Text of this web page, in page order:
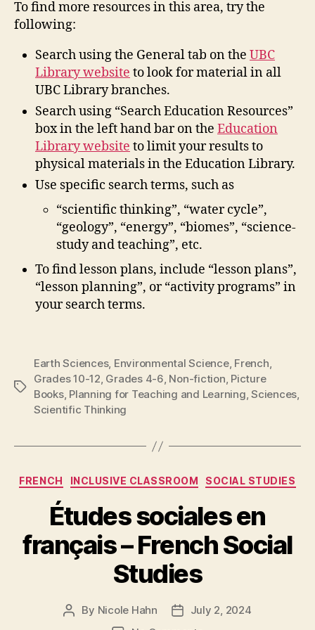
To find more resources in this area, try the
following:
Search using the General tab on the UBC
Library website to look for material in all
UBC Library branches.
Search using “Search Education Resources”
box in the left hand bar on the Education
Library website to limit your results to
physical materials in the Education Library.
Use specific search terms, such as
“scientific thinking”, “water cycle”,
“geology”, “energy”, “biomes”, “science-
study and teaching”, etc.
To find lesson plans, include “lesson plans”,
“lesson planning”, or “activity programs” in
your search terms.
Tags
Earth Sciences, Environmental Science, French,
Grades 10-12, Grades 4-6, Non-fiction, Picture
Books, Planning for Teaching and Learning,Sciences,
Scientific Thinking
Categories
FRENCH INCLUSIVE CLASSROOM SOCIAL STUDIES
Études sociales en
français – French Social
Studies
Post
By Nicole Hahn
Post
date
July 2, 2024